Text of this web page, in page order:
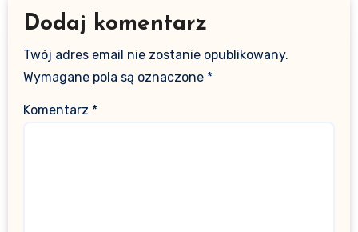
Dodaj komentarz
Twój adres email nie zostanie opublikowany.
Wymagane pola są oznaczone *
Komentarz *